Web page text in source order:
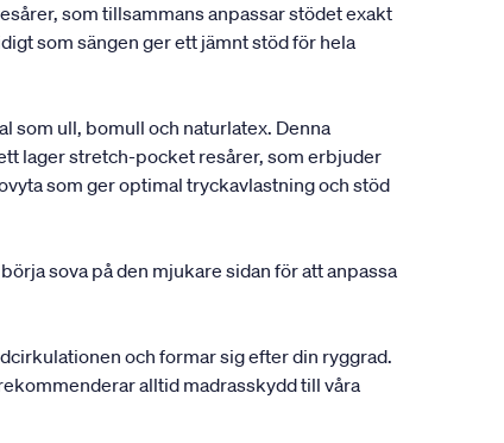
som tillsammans anpassar stödet exakt
som sängen ger ett jämnt stöd för hela
som ull, bomull och naturlatex. Denna
lager stretch-pocket resårer, som erbjuder
som ger optimal tryckavlastning och stöd
sova på den mjukare sidan för att anpassa
och formar sig efter din ryggrad.
alltid madrasskydd till våra